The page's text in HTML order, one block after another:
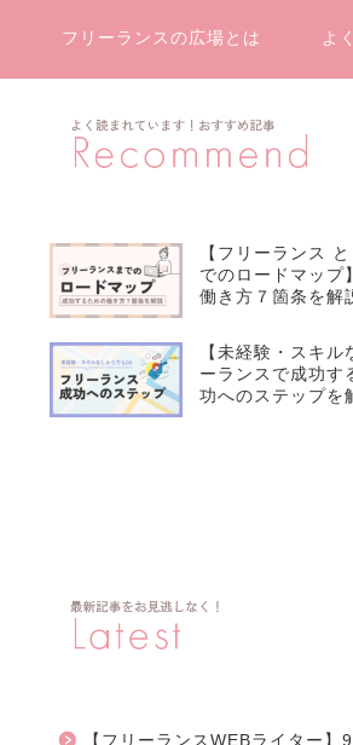
フリーランスの広場とは よ
【フリーランス
でのロードマップ
働き方７箇条を解
【未経験・スキル
ーランスで成功す
功へのステップを
【フリーランスWEBライター】